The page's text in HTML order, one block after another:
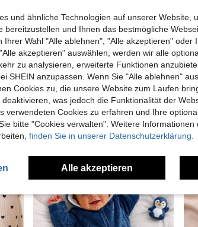
für Frühling, Herbst und Winter
0,38€ sparen
EU Warehouse -2% Neugeborenen Baby Outfit, weiche Fleece Nachtwäsche, Jumpsuit mit süßer englischer Stickerei, Langarm Romper mit Füßlingen und niedlichem Bärchen Ohr Hut, 2 Stücke Set, lässige Hauskleidung für Herbst/Winter
14,46€ 14,84€
6
-
und ähnliche Technologien auf unserer Website,
bereitzustellen und Ihnen das bestmögliche
Ihrer Wahl "Alle ablehnen", "Alle akzeptieren" oder
akzeptieren" auswählen, werden wir alle
zu analysieren, erweiterte Funktionen
SHEIN anzupassen. Wenn Sie "Alle ablehnen"
Cookies zu, die unsere Website zum Laufen
was jedoch die Funktionalität der
verwendeten Cookies zu erfahren und Ihre
bitte "Cookies verwalten". Weitere
finden Sie in unserer Datenschutzerklärung.
Alle akzeptieren